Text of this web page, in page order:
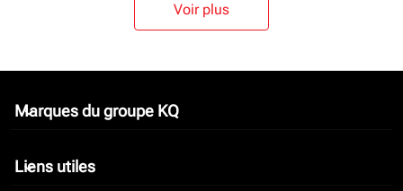
Voir plus
Marques du groupe KQ
keyboard_arrow_down
Liens utiles
keyboard_arrow_down